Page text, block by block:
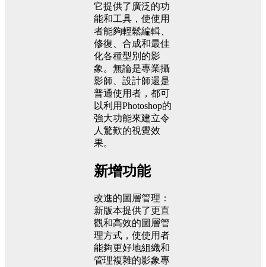
它提供了廣泛的功
能和工具，使使用
者能夠輕鬆編輯、
修復、合成和最佳
化各種型別的影
象。無論是專業攝
影師、設計師還是
普通使用者，都可
以利用Photoshop的
強大功能來建立令
人驚歎的視覺效
果。
新增功能
改進的圖層管理：
新版本提供了更直
觀和高效的圖層管
理方式，使使用者
能夠更好地組織和
管理複雜的影象專